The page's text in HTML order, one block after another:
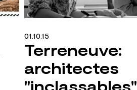
01.10.15
Terreneuve:
architectes
"inclassables"